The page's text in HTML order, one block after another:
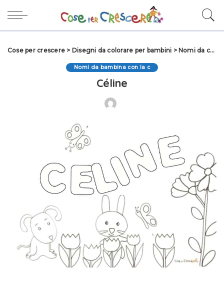
Cose per crescere > Disegni da colorare per bambini > Nomi da colorare
Nomi da bambina con la c
Céline